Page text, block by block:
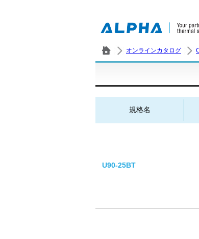
オンラインカタログ
規格名
U90-25BT